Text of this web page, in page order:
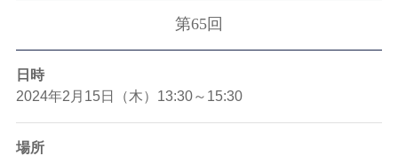
第65回
日時
2024年2月15日（木）13:30～15:30
場所